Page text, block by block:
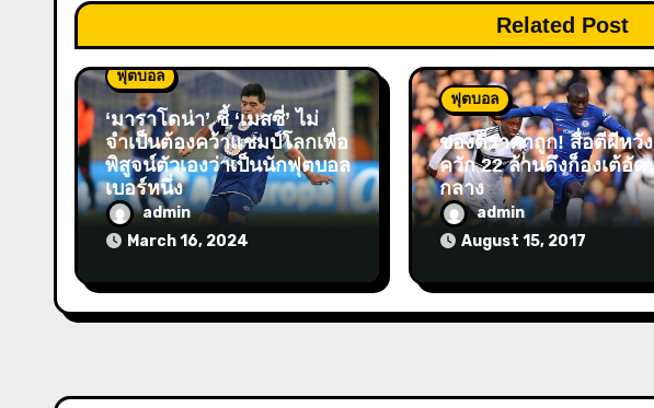
Related Post
ฟุตบอล
‘มาราโดน่า’ ชี้ ‘เมสซี่’ ไม่
จำเป็นต้องคว้าแชมป์โลกเพื่อ
พิสูจน์ตัวเองว่าเป็นนักฟุตบอล
เบอร์หนึ่ง
admin
March 16, 2024
ฟุตบอล
ของดีราคาถูก! สื่อตีผีหวัง
ควัก 22 ล้านดึงก็องเต้อัด
กลาง
admin
August 15, 2017